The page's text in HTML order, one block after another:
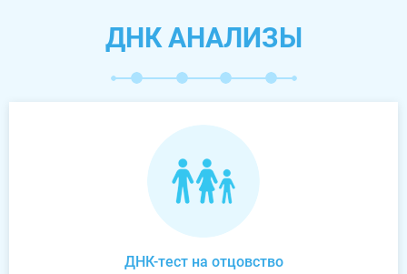
ДНК АНАЛИЗЫ
ДНК-тест на отцовство